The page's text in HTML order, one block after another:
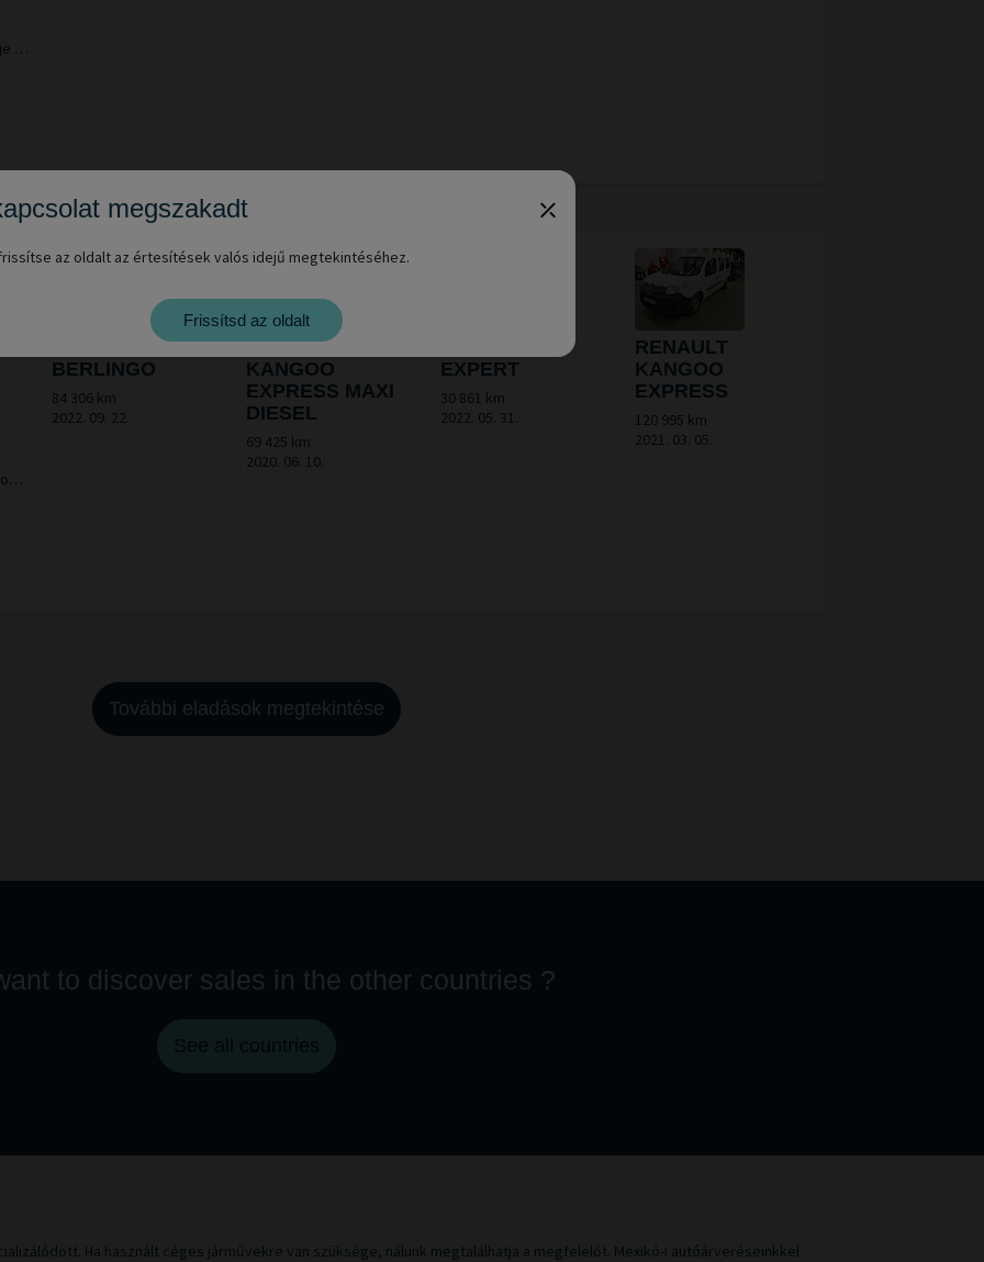
a
BERLINGO
84 306 km
2022. 09. 22.
RENAULT
KANGOO
EXPRESS MAXI
DIESEL
69 425 km
2020. 06. 10.
EXPERT
30 861 km
2022. 05. 31.
RENAULT
KANGOO
EXPRESS
120 995 km
2021. 03. 05.
További eladások megtekintése
to discover sales in the other countries ?
Ha használt céges járművekre van szüksége, nálunk megtalálhatja a megfelelőt. Mexikó-i autóárveréseinkkel
megszakadt
az oldalt az értesítések valós idejű megtekintéséhez.
Frissítsd az oldalt